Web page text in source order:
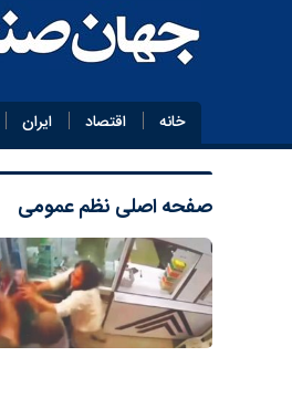
خانه اقتصاد ایران
صفحه اصلی نظم عمومی